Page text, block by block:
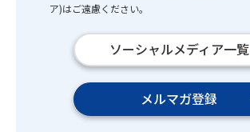
ア)はご遠慮ください。
ソーシャルメディア一覧
メルマガ登録